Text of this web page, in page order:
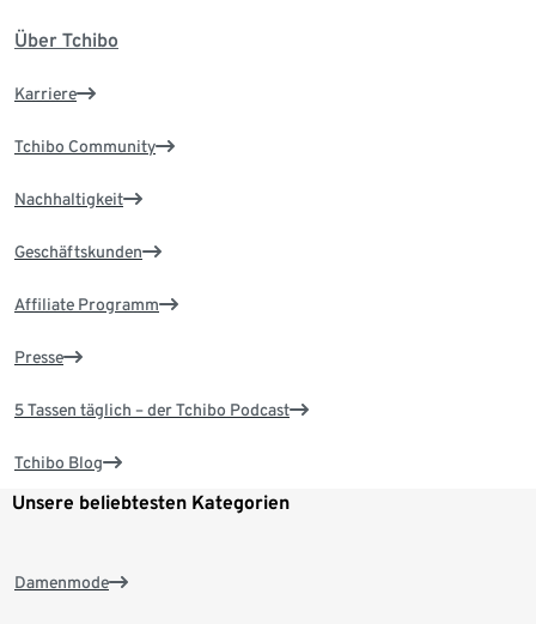
Über Tchibo
Karriere
Tchibo Community
Nachhaltigkeit
Geschäftskunden
Affiliate Programm
Presse
5 Tassen täglich – der Tchibo Podcast
Tchibo Blog
Unsere beliebtesten Kategorien
Damenmode